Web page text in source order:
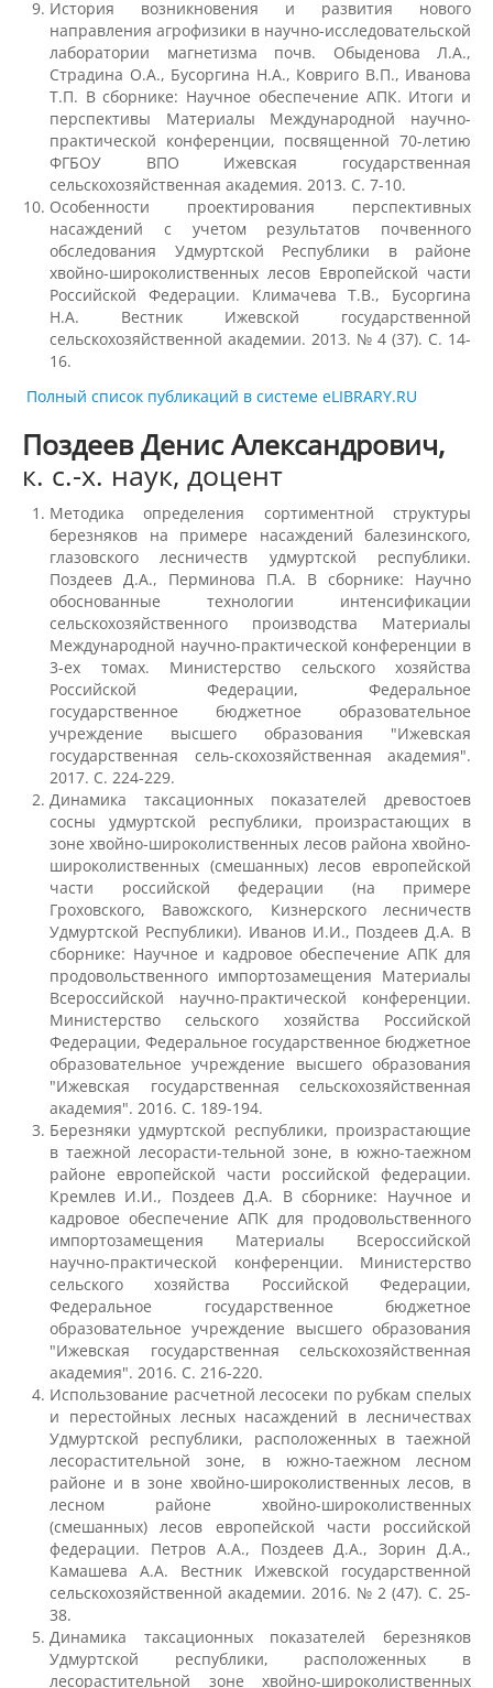
Зарубежные стипендиальные
программы
Сотрудники
Попечительский совет
Гордость университета
Кадры в АПК
О федеральном проекте "Кадры в АПК"
Документы
Протоколы
Разное
Абитуриенту
Информация в формате Рособрнадзора
Направления подготовки
Правила приема
Документы для поступления
Вступительные испытания
Целевой прием
Общежития
Среднее профессиональное
образование
Высшее на базе СПО, второе высшее
Подготовка к ЕГЭ и ОГЭ
Профориентация
История возникновения и развития нового
направления агрофизики в научно-исследовательской
лаборатории магнетизма почв. Обыденова Л.А.,
Страдина О.А., Бусоргина Н.А., Ковриго В.П., Иванова
Т.П. В сборнике: Научное обеспечение АПК. Итоги и
перспективы Материалы Международной научно-
практической конференции, посвященной 70-летию
ФГБОУ ВПО Ижевская государственная
сельскохозяйственная академия. 2013. С. 7-10.
Особенности проектирования перспективных
насаждений с учетом результатов почвенного
обследования Удмуртской Республики в районе
хвойно-широколиственных лесов Европейской части
Российской Федерации. Климачева Т.В., Бусоргина
Н.А. Вестник Ижевской государственной
сельскохозяйственной академии. 2013. № 4 (37). С. 14-
16.
Полный список публикаций в системе eLIBRARY.RU
Поздеев Денис Александрович,
к. с.-х. наук, доцент
Методика определения сортиментной структуры
березняков на примере насаждений балезинского,
глазовского лесничеств удмуртской республики.
Поздеев Д.А., Перминова П.А. В сборнике: Научно
обоснованные технологии интенсификации
сельскохозяйственного производства Материалы
Международной научно-практической конференции в
3-ех томах. Министерство сельского хозяйства
Российской Федерации, Федеральное
государственное бюджетное образовательное
учреждение высшего образования "Ижевская
государственная сель-скохозяйственная академия".
2017. С. 224-229.
Динамика таксационных показателей древостоев
сосны удмуртской республики, произрастающих в
зоне хвойно-широколиственных лесов района хвойно-
широколиственных (смешанных) лесов европейской
части российской федерации (на примере
Гроховского, Вавожского, Кизнерского лесничеств
Удмуртской Республики). Иванов И.И., Поздеев Д.А. В
сборнике: Научное и кадровое обеспечение АПК для
продовольственного импортозамещения Материалы
Всероссийской научно-практической конференции.
Министерство сельского хозяйства Российской
Федерации, Федеральное государственное бюджетное
образовательное учреждение высшего образования
"Ижевская государственная сельскохозяйственная
академия". 2016. С. 189-194.
Березняки удмуртской республики, произрастающие
в таежной лесорасти-тельной зоне, в южно-таежном
районе европейской части российской федерации.
Кремлев И.И., Поздеев Д.А. В сборнике: Научное и
кадровое обеспечение АПК для продовольственного
импортозамещения Материалы Всероссийской
научно-практической конференции. Министерство
сельского хозяйства Российской Федерации,
Федеральное государственное бюджетное
образовательное учреждение высшего образования
"Ижевская государственная сельскохозяйственная
академия". 2016. С. 216-220.
Использование расчетной лесосеки по рубкам спелых
и перестойных лесных насаждений в лесничествах
Удмуртской республики, расположенных в таежной
лесорастительной зоне, в южно-таежном лесном
районе и в зоне хвойно-широколиственных лесов, в
лесном районе хвойно-широколиственных
(смешанных) лесов европейской части российской
федерации. Петров А.А., Поздеев Д.А., Зорин Д.А.,
Камашева А.А. Вестник Ижевской государственной
сельскохозяйственной академии. 2016. № 2 (47). С. 25-
38.
Динамика таксационных показателей березняков
Удмуртской республики, расположенных в
лесорастительной зоне хвойно-широколиственных